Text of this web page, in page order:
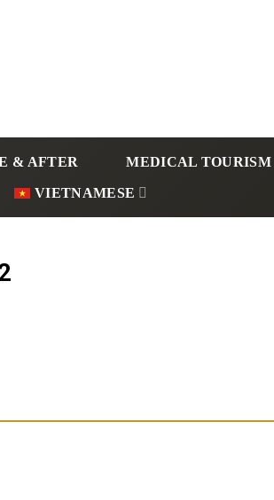
& AFTER MEDICAL TOURISM
VIETNAMESE